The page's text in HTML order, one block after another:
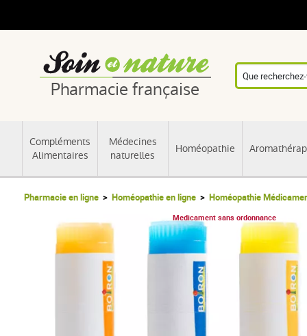
Pharmacie française
Compléments
Alimentaires
Médecines
naturelles
Homéopathie
Pharmacie en ligne Homéopathie en ligne Homéopathie
Medicament sans ordonnance